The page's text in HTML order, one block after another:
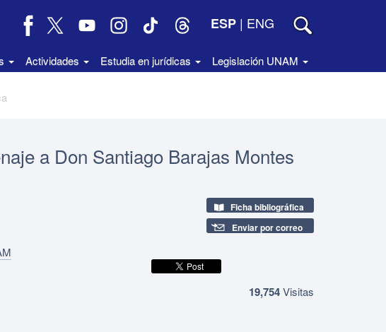
ESP | ENG
Actividades Estudia en jurídicas Legislación UNAM
a Don Santiago Barajas Montes
Ficha bibliográfica
Enviar por correo
19,754Visitas